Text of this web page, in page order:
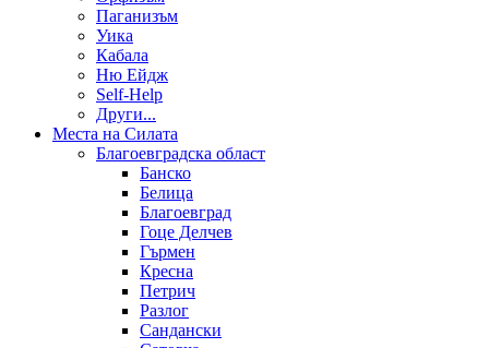
Паганизъм
Уика
Кабала
Ню Ейдж
Self-Help
Други...
Места на Силата
Благоевградска област
Банско
Белица
Благоевград
Гоце Делчев
Гърмен
Кресна
Петрич
Разлог
Сандански